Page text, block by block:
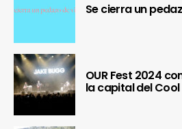
Se cierra un
OUR Fest 2024
la capital del